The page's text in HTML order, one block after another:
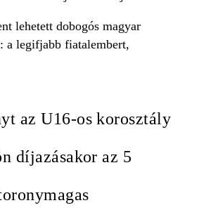
lehetett dobogós magyar
a legifjabb fiatalembert,
az U16-os korosztály
díjazásakor az 5